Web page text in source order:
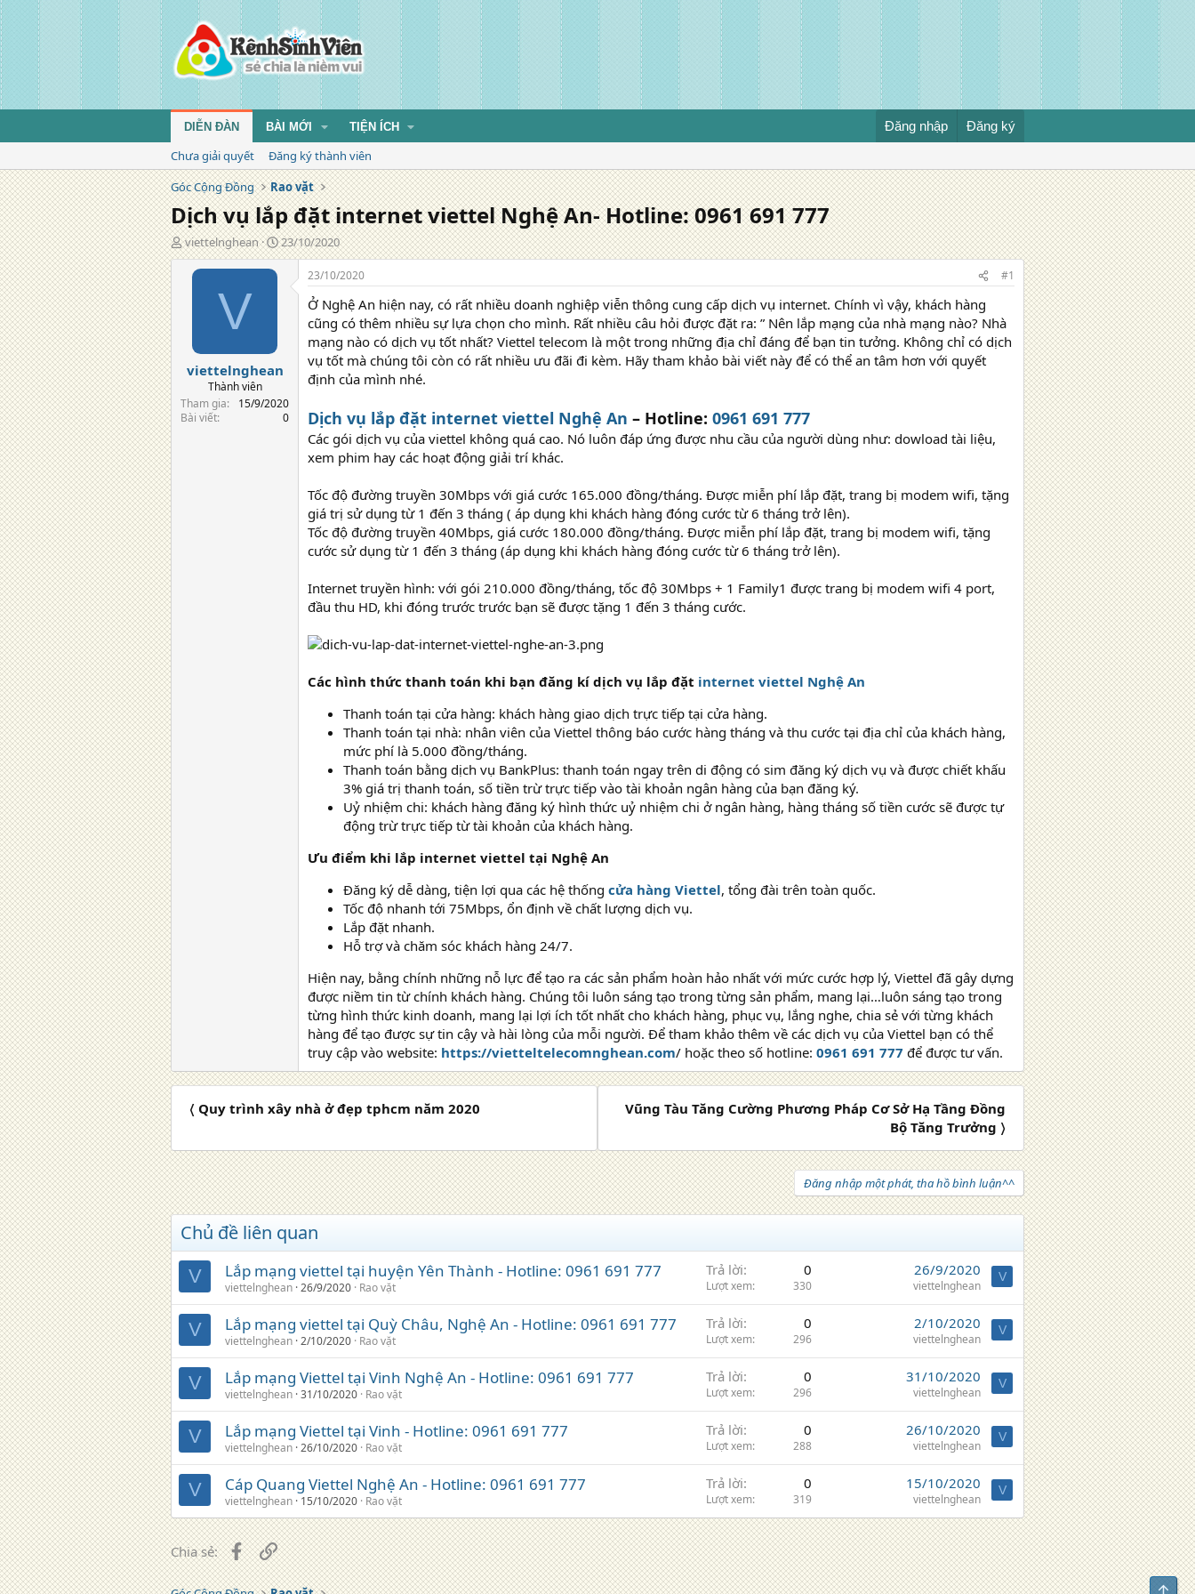
DIỄN ĐÀN BÀI MỚI TIỆN ÍCH Đăng nhập Đăng ký
Chưa giải quyết
Đăng ký thành viên
Góc Cộng Đồng
Rao vặt
Dịch vụ lắp đặt internet viettel Nghệ An- Hotline: 0961 691 777
T
á
viettelnghean
N
g
23/10/2020
V
viettelnghean
Thành viên
Tham gia
15/9/2020
Bài viết
0
23/10/2020 #1
Ở Nghệ An hiện nay, có rất nhiều doanh nghiệp viễn thông cung cấp dịch vụ internet. Chính vì vậy, khách hàng
cũng có thêm nhiều sự lựa chọn cho mình. Rất nhiều câu hỏi được đặt ra: ” Nên lắp mạng của nhà mạng nào? Nhà
mạng nào có dịch vụ tốt nhất? Viettel telecom là một trong những địa chỉ đáng để bạn tin tưởng. Không chỉ có dịch
vụ tốt mà chúng tôi còn có rất nhiều ưu đãi đi kèm. Hãy tham khảo bài viết này để có thể an tâm hơn với quyết
định của mình nhé.
Dịch vụ lắp đặt internet viettel Nghệ An – Hotline: 0961 691 777
Các gói dịch vụ của viettel không quá cao. Nó luôn đáp ứng được nhu cầu của người dùng như: dowload tài liệu,
xem phim hay các hoạt động giải trí khác.
Tốc độ đường truyền 30Mbps với giá cước 165.000 đồng/tháng. Được miễn phí lắp đặt, trang bị modem wifi, tặng
giá trị sử dụng từ 1 đến 3 tháng ( áp dụng khi khách hàng đóng cước từ 6 tháng trở lên).
Tốc độ đường truyền 40Mbps, giá cước 180.000 đồng/tháng. Được miễn phí lắp đặt, trang bị modem wifi, tặng
cước sử dụng từ 1 đến 3 tháng (áp dụng khi khách hàng đóng cước từ 6 tháng trở lên).
Internet truyền hình: với gói 210.000 đồng/tháng, tốc độ 30Mbps + 1 Family1 được trang bị modem wifi 4 port,
đầu thu HD, khi đóng trước trước bạn sẽ được tặng 1 đến 3 tháng cước.
Các hình thức thanh toán khi bạn đăng kí dịch vụ lắp đặt internet viettel Nghệ An
Thanh toán tại cửa hàng: khách hàng giao dịch trực tiếp tại cửa hàng.
Thanh toán tại nhà: nhân viên của Viettel thông báo cước hàng tháng và thu cước tại địa chỉ của khách hàng,
mức phí là 5.000 đồng/tháng.
Thanh toán bằng dịch vụ BankPlus: thanh toán ngay trên di động có sim đăng ký dịch vụ và được chiết khấu
3% giá trị thanh toán, số tiền trừ trực tiếp vào tài khoản ngân hàng của bạn đăng ký.
Uỷ nhiệm chi: khách hàng đăng ký hình thức uỷ nhiệm chi ở ngân hàng, hàng tháng số tiền cước sẽ được tự
động trừ trực tiếp từ tài khoản của khách hàng.
Ưu điểm khi lắp internet viettel tại Nghệ An
Đăng ký dễ dàng, tiện lợi qua các hệ thống cửa hàng Viettel, tổng đài trên toàn quốc.
Tốc độ nhanh tới 75Mbps, ổn định về chất lượng dịch vụ.
Lắp đặt nhanh.
Hỗ trợ và chăm sóc khách hàng 24/7.
Hiện nay, bằng chính những nỗ lực để tạo ra các sản phẩm hoàn hảo nhất với mức cước hợp lý, Viettel đã gây dựng
được niềm tin từ chính khách hàng. Chúng tôi luôn sáng tạo trong từng sản phẩm, mang lại…luôn sáng tạo trong
từng hình thức kinh doanh, mang lại lợi ích tốt nhất cho khách hàng, phục vụ, lắng nghe, chia sẻ với từng khách
hàng để tạo được sự tin cậy và hài lòng của mỗi người. Để tham khảo thêm về các dịch vụ của Viettel bạn có thể
truy cập vào website: https://vietteltelecomnghean.com/ hoặc theo số hotline: 0961 691 777 để được tư vấn.
〈 Quy trình xây nhà ở đẹp tphcm năm 2020
Vũng Tàu Tăng Cường Phương Pháp Cơ Sở Hạ Tầng Đồng
Bộ Tăng Trưởng 〉
Đăng nhập một phát, tha hồ bình luận^^
Chủ đề liên quan
V Lắp mạng viettel tại huyện Yên Thành - Hotline: 0961 691 777
viettelnghean 26/9/2020 Rao vặt
Trả lời 0
Lượt xem 330
26/9/2020
viettelnghean
V
V Lắp mạng viettel tại Quỳ Châu, Nghệ An - Hotline: 0961 691 777
viettelnghean 2/10/2020 Rao vặt
Trả lời 0
Lượt xem 296
2/10/2020
viettelnghean
V
V Lắp mạng Viettel tại Vinh Nghệ An - Hotline: 0961 691 777
viettelnghean 31/10/2020 Rao vặt
Trả lời 0
Lượt xem 296
31/10/2020
viettelnghean
V
V Lắp mạng Viettel tại Vinh - Hotline: 0961 691 777
viettelnghean 26/10/2020 Rao vặt
Trả lời 0
Lượt xem 288
26/10/2020
viettelnghean
V
V Cáp Quang Viettel Nghệ An - Hotline: 0961 691 777
viettelnghean 15/10/2020 Rao vặt
Trả lời 0
Lượt xem 319
15/10/2020
viettelnghean
V
Chia sẻ: Facebook
Liên kết
Top